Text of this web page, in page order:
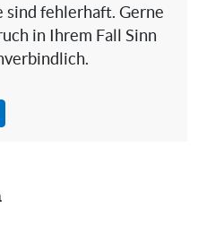
sind fehlerhaft. Gerne
in Ihrem Fall Sinn